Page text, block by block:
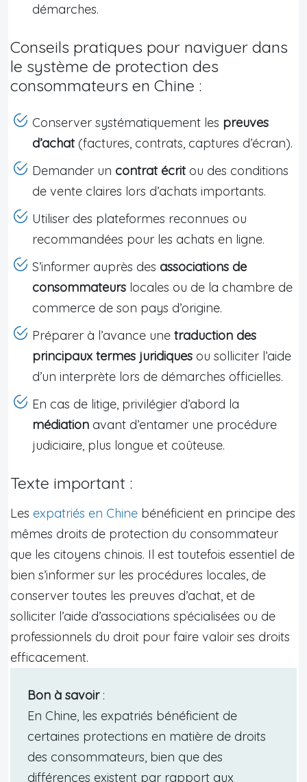
démarches.
Conseils pratiques pour naviguer dans
le système de protection des
consommateurs en Chine :
Conserver systématiquement les preuves
d’achat(factures, contrats, captures d’écran).
Demander un contrat écritou des conditions
de vente claires lors d’achats importants.
Utiliser des plateformes reconnues ou
recommandées pour les achats en ligne.
S’informer auprès des associations de
consommateurs locales ou de la chambre de
commerce de son pays d’origine.
Préparer à l’avance une traduction des
principaux termes juridiques ou solliciter l’aide
d’un interprète lors de démarches officielles.
En cas de litige, privilégier d’abord la
médiation avant d’entamer une procédure
judiciaire, plus longue et coûteuse.
Texte important :
Les expatriés en Chine bénéficient en principe des
mêmes droits de protection du consommateur
que les citoyens chinois. Il est toutefois essentiel de
bien s’informer sur les procédures locales, de
conserver toutes les preuves d’achat, et de
solliciter l’aide d’associations spécialisées ou de
professionnels du droit pour faire valoir ses droits
efficacement.
Bon à savoir:
En Chine, les expatriés bénéficient de
certaines protections en matière de droits
des consommateurs, bien que des
différences existent par rapport aux